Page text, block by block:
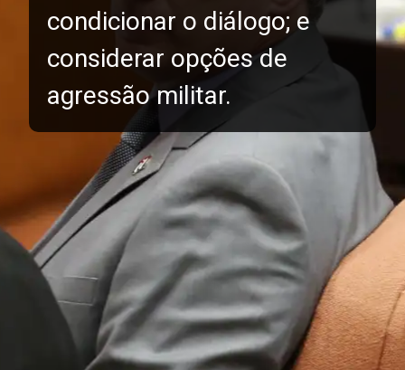
condicionar o diálogo; e
considerar opções de
agressão militar.